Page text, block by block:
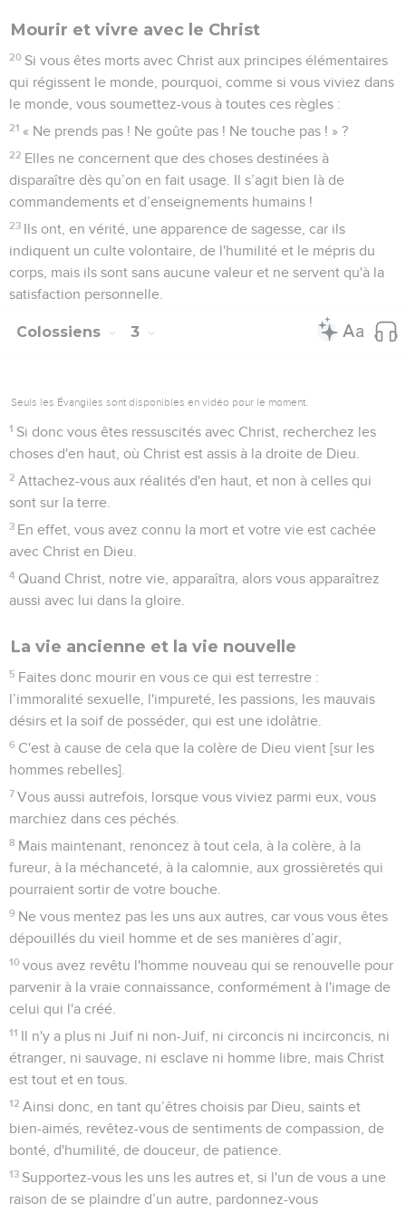
Mourir et vivre avec le Christ
20 Si vous êtes morts avec Christ aux principes élémentaires
qui régissent le monde, pourquoi, comme si vous viviez dans
le monde, vous soumettez-vous à toutes ces règles :
21 « Ne prends pas ! Ne goûte pas ! Ne touche pas ! » ?
22 Elles ne concernent que des choses destinées à
disparaître dès qu’on en fait usage. Il s’agit bien là de
commandements et d’enseignements humains !
23 Ils ont, en vérité, une apparence de sagesse, car ils
indiquent un culte volontaire, de l'humilité et le mépris du
corps, mais ils sont sans aucune valeur et ne servent qu'à la
satisfaction personnelle.
Colossiens 3
Seuls les Évangiles sont disponibles en vidéo pour le moment.
1 Si donc vous êtes ressuscités avec Christ, recherchez les
choses d'en haut, où Christ est assis à la droite de Dieu.
2 Attachez-vous aux réalités d'en haut, et non à celles qui
sont sur la terre.
3 En effet, vous avez connu la mort et votre vie est cachée
avec Christ en Dieu.
4 Quand Christ, notre vie, apparaîtra, alors vous apparaîtrez
aussi avec lui dans la gloire.
La vie ancienne et la vie nouvelle
5 Faites donc mourir en vous ce qui est terrestre :
l’immoralité sexuelle, l'impureté, les passions, les mauvais
désirs et la soif de posséder, qui est une idolâtrie.
6 C'est à cause de cela que la colère de Dieu vient [sur les
hommes rebelles].
7 Vous aussi autrefois, lorsque vous viviez parmi eux, vous
marchiez dans ces péchés.
8 Mais maintenant, renoncez à tout cela, à la colère, à la
fureur, à la méchanceté, à la calomnie, aux grossièretés qui
pourraient sortir de votre bouche.
9 Ne vous mentez pas les uns aux autres, car vous vous êtes
dépouillés du vieil homme et de ses manières d’agir,
10 vous avez revêtu l'homme nouveau qui se renouvelle pour
parvenir à la vraie connaissance, conformément à l'image de
celui qui l'a créé.
11 Il n'y a plus ni Juif ni non-Juif, ni circoncis ni incirconcis, ni
étranger, ni sauvage, ni esclave ni homme libre, mais Christ
est tout et en tous.
12 Ainsi donc, en tant qu’êtres choisis par Dieu, saints et
bien-aimés, revêtez-vous de sentiments de compassion, de
bonté, d'humilité, de douceur, de patience.
13 Supportez-vous les uns les autres et, si l'un de vous a une
raison de se plaindre d’un autre, pardonnez-vous